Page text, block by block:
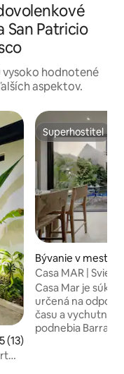
San Patricio
hodnotené
aspektov.
ohodnotenie 5
5 (13)
Superhostiteľ
Superhostiteľ
Bývanie v meste
d
Casa MAR |
súkromným
Casa Mar je
určená na
času a
podnebia Barra